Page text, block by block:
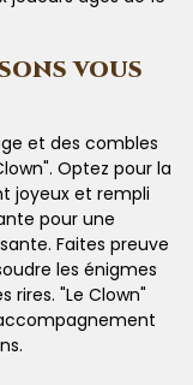
VOUS
et des combles
Optez pour la
joyeux et rempli
pour une
Faites preuve
les énigmes
rires. "Le Clown"